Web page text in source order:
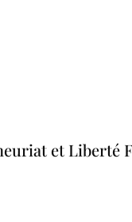
et Liberté